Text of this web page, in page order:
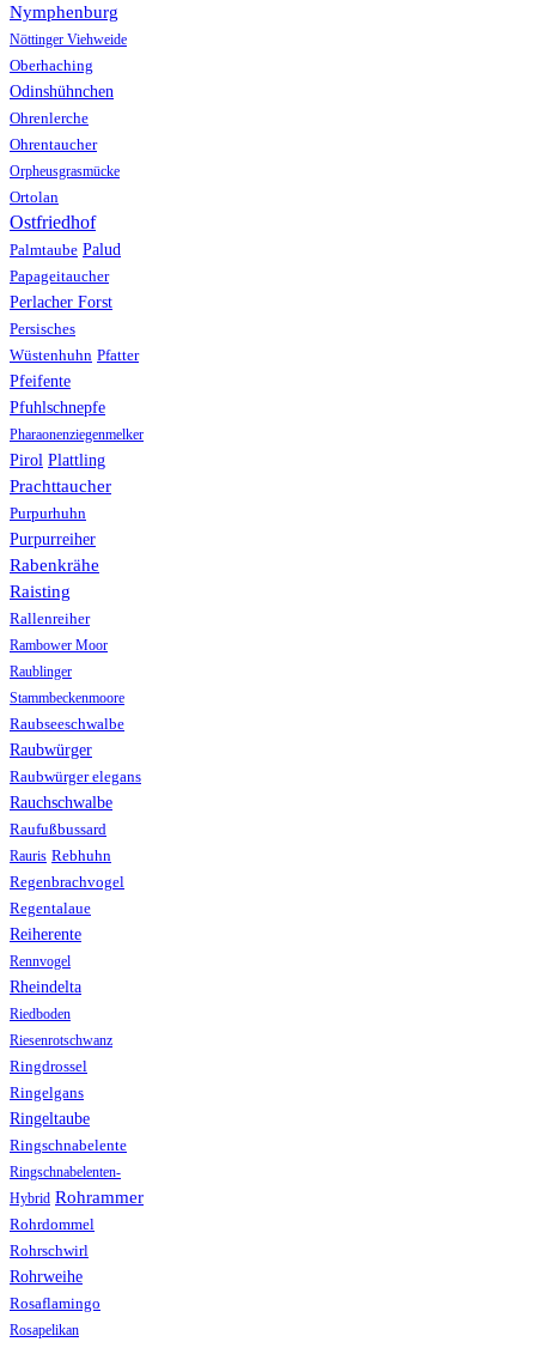
Nymphenburg
Nöttinger Viehweide
Oberhaching
Odinshühnchen
Ohrenlerche
Ohrentaucher
Orpheusgrasmücke
Ortolan
Ostfriedhof
Palmtaube Palud
Papageitaucher
Perlacher Forst
Persisches
Wüstenhuhn Pfatter
Pfeifente
Pfuhlschnepfe
Pharaonenziegenmelker
Pirol Plattling
Prachttaucher
Purpurhuhn
Purpurreiher
Rabenkrähe
Raisting
Rallenreiher
Rambower Moor
Raublinger
Stammbeckenmoore
Raubseeschwalbe
Raubwürger
Raubwürger elegans
Rauchschwalbe
Raufußbussard
Rauris Rebhuhn
Regenbrachvogel
Regentalaue
Reiherente
Rennvogel
Rheindelta
Riedboden
Riesenrotschwanz
Ringdrossel
Ringelgans
Ringeltaube
Ringschnabelente
Ringschnabelenten-
Hybrid Rohrammer
Rohrdommel
Rohrschwirl
Rohrweihe
Rosaflamingo
Rosapelikan